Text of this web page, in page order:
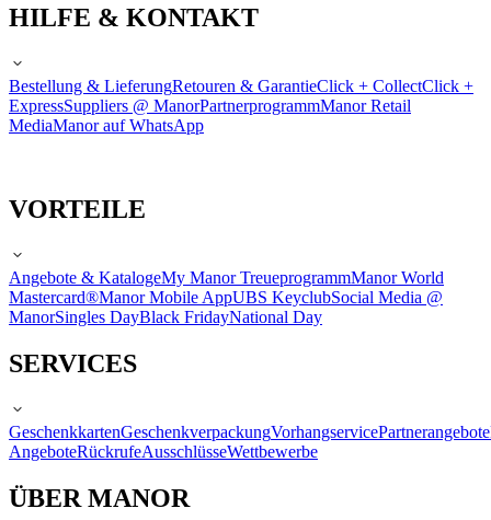
HILFE & KONTAKT
Bestellung & LieferungRetouren & GarantieClick + CollectClick +
ExpressSuppliers @ ManorPartnerprogrammManor Retail
MediaManor auf WhatsApp
VORTEILE
Angebote & KatalogeMy Manor TreueprogrammManor World
Mastercard®Manor Mobile AppUBS KeyclubSocial Media @
ManorSingles DayBlack FridayNational Day
SERVICES
GeschenkkartenGeschenkverpackungVorhangservicePartnerangebote
AngeboteRückrufeAusschlüsseWettbewerbe
ÜBER MANOR